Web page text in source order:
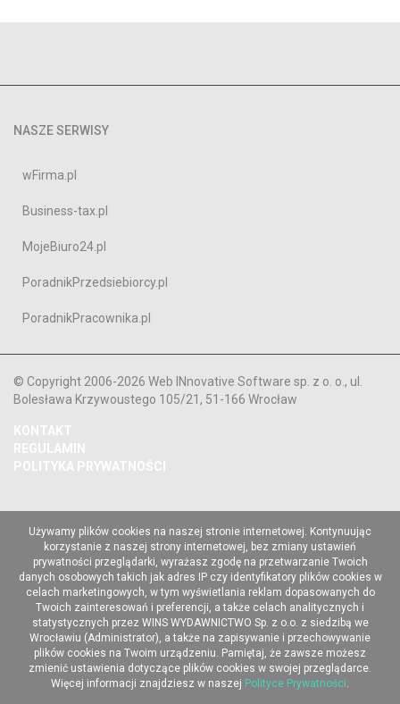
NASZE SERWISY
wFirma.pl
Business-tax.pl
MojeBiuro24.pl
PoradnikPrzedsiebiorcy.pl
PoradnikPracownika.pl
© Copyright 2006-2026 Web INnovative Software sp. z o. o., ul.
Bolesława Krzywoustego 105/21, 51-166 Wrocław
KONTAKT
REGULAMIN
POLITYKA PRYWATNOŚCI
Używamy plików cookies na naszej stronie internetowej. Kontynuując
korzystanie z naszej strony internetowej, bez zmiany ustawień
prywatności przeglądarki, wyrażasz zgodę na przetwarzanie Twoich
danych osobowych takich jak adres IP czy identyfikatory plików cookies w
celach marketingowych, w tym wyświetlania reklam dopasowanych do
Twoich zainteresowań i preferencji, a także celach analitycznych i
statystycznych przez WINS WYDAWNICTWO Sp. z o.o. z siedzibą we
Wrocławiu (Administrator), a także na zapisywanie i przechowywanie
plików cookies na Twoim urządzeniu. Pamiętaj, że zawsze możesz
zmienić ustawienia dotyczące plików cookies w swojej przeglądarce.
Więcej informacji znajdziesz w naszej Polityce Prywatności.